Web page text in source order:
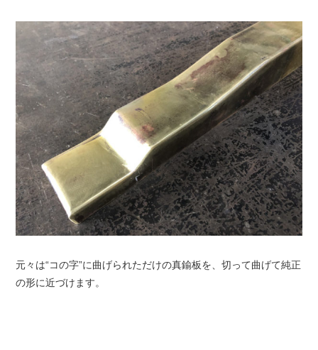
元々は“コの字”に曲げられただけの真鍮板を、切って曲げて純正
の形に近づけます。